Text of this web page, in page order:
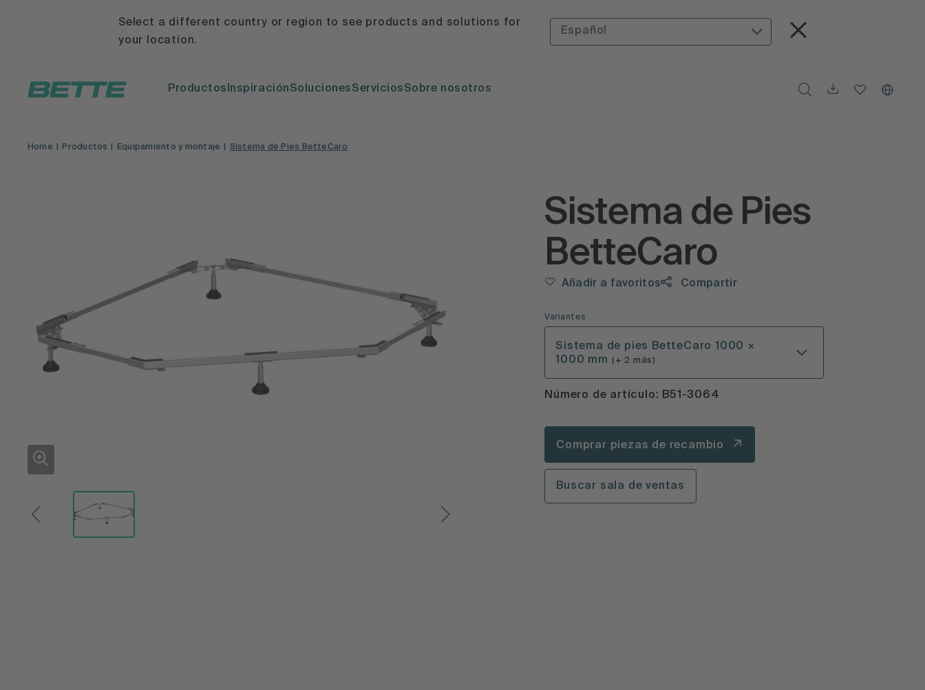
Select a different country or region to see products and solutions for
your location.
Español
ProductosInspiraciónSolucionesServiciosSobre nosotros
Home Productos Equipamiento y montaje Sistema de Pies BetteCaro
Sistema de Pies
BetteCaro
Añadir a favoritos Compartir
Variantes
Sistema de pies BetteCaro 1000 ×
1000 mm
(+ 2 más)
Número de artículo: B51-3064
Comprar piezas de recambio
Buscar sala de ventas